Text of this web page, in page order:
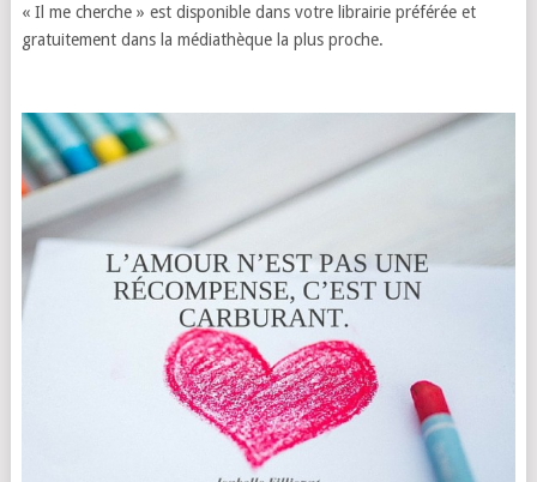
« Il me cherche » est disponible dans votre librairie préférée et
gratuitement dans la médiathèque la plus proche.